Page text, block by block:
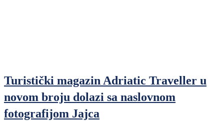
Turistički magazin Adriatic Traveller u
novom broju dolazi sa naslovnom
fotografijom Jajca